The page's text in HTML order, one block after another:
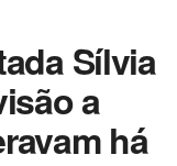
Sílvia
a
há